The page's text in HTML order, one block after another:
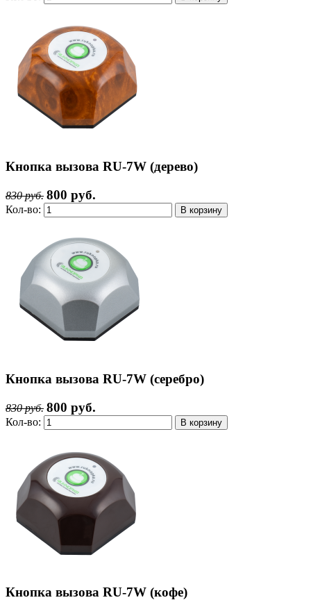
Кнопка вызова RU-7W (дерево)
830 руб. 800 руб.
Кол-во:
Кнопка вызова RU-7W (серебро)
830 руб. 800 руб.
Кол-во:
Кнопка вызова RU-7W (кофе)